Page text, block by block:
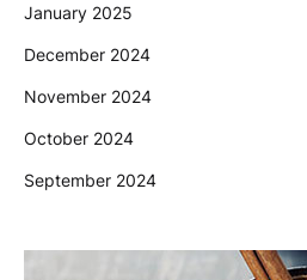
January 2025
December 2024
November 2024
October 2024
September 2024